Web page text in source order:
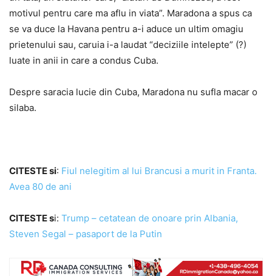
motivul pentru care ma aflu in viata”. Maradona a spus ca
se va duce la Havana pentru a-i aduce un ultim omagiu
prietenului sau, caruia i-a laudat “deciziile intelepte” (?)
luate in anii in care a condus Cuba.
Despre saracia lucie din Cuba, Maradona nu sufla macar o
silaba.
CITESTE si: Fiul nelegitim al lui Brancusi a murit in Franta.
Avea 80 de ani
CITESTE si: Trump – cetatean de onoare prin Albania,
Steven Segal – pasaport de la Putin